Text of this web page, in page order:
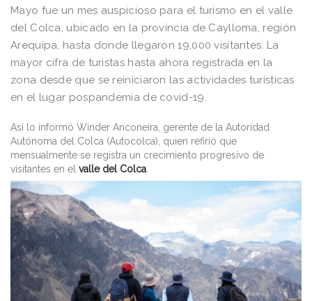
Mayo fue un mes auspicioso para el turismo en el valle
del Colca, ubicado en la provincia de Caylloma, región
Arequipa, hasta donde llegaron 19,000 visitantes. La
mayor cifra de turistas hasta ahora registrada en la
zona desde que se reiniciaron las actividades turísticas
en el lugar pospandemia de covid-19.
Así lo informó Winder Anconeira, gerente de la Autoridad
Autónoma del Colca (Autocolca), quien refirió que
mensualmente se registra un crecimiento progresivo de
visitantes en el valle del Colca